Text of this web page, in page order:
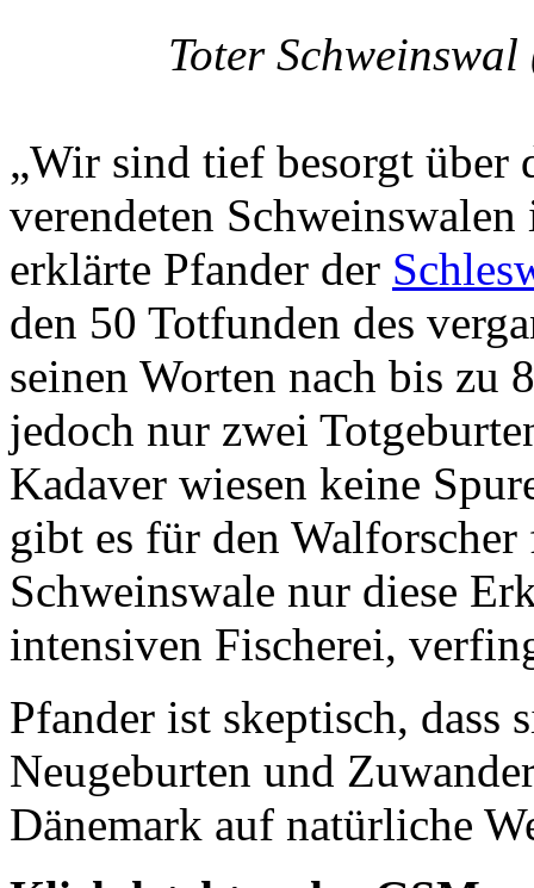
Toter
„Wir sind tief besorgt
verendeten Schweinswalen
erklärte Pfander der
den 50 Totfunden des
seinen Worten nach bis zu
jedoch nur zwei
Kadaver wiesen keine
gibt es für den
Schweinswale nur diese
intensiven Fischerei,
Pfander ist skeptisch, dass
Neugeburten und
Dänemark auf natürliche